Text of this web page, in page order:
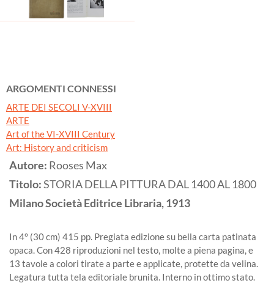
ARGOMENTI CONNESSI
ARTE DEI SECOLI V-XVIII
ARTE
Art of the VI-XVIII Century
Art: History and criticism
Autore: Rooses Max
Titolo:STORIA DELLA PITTURA DAL 1400 AL 1800
MilanoSocietà Editrice Libraria,1913
In 4° (30 cm) 415 pp. Pregiata edizione su bella carta patinata
opaca. Con 428 riproduzioni nel testo, molte a piena pagina, e
13 tavole a colori tirate a parte e applicate, protette da velina.
Legatura tutta tela editoriale brunita. Interno in ottimo stato.